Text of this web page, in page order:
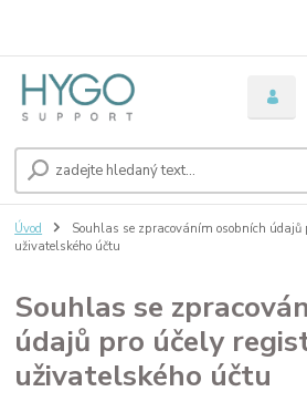
Úvod
Souhlas se zpracováním osobních údajů
uživatelského účtu
Souhlas se
údajů pro účely
uživatelského účtu